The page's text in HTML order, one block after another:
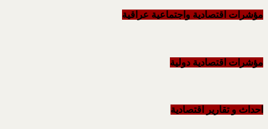
مؤشرات اقتصادية واجتماعية عراقية
مؤشرات اقتصادية دولية
احداث و تقاریر اقتصادیة